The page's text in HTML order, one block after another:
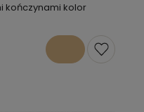
kończynami kolor